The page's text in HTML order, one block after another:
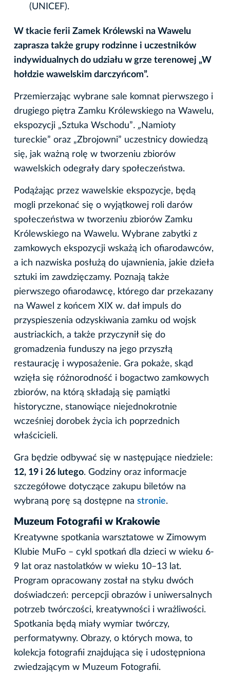
(UNICEF).
W tkacie ferii Zamek Królewski na Wawelu
zaprasza także grupy rodzinne i uczestników
indywidualnych do udziału w grze terenowej „W
hołdzie wawelskim darczyńcom”.
Przemierzając wybrane sale komnat pierwszego i
drugiego piętra Zamku Królewskiego na Wawelu,
ekspozycji „Sztuka Wschodu”. „ Namioty
tureckie” oraz „Zbrojowni” uczestnicy dowiedzą
się, jak ważną rolę w tworzeniu zbiorów
wawelskich odegrały dary społeczeństwa.
Podążając przez wawelskie ekspozycje, będą
mogli przekonać się o wyjątkowej roli darów
społeczeństwa w tworzeniu zbiorów Zamku
Królewskiego na Wawelu. Wybrane zabytki z
zamkowych ekspozycji wskażą ich ofiarodawców,
a ich nazwiska posłużą do ujawnienia, jakie dzieła
sztuki im zawdzięczamy. Poznają także
pierwszego ofiarodawcę, którego dar przekazany
na Wawel z końcem XIX w. dał impuls do
przyspieszenia odzyskiwania zamku od wojsk
austriackich, a także przyczynił się do
gromadzenia funduszy na jego przyszłą
restaurację i wyposażenie. Gra pokaże, skąd
wzięła się różnorodność i bogactwo zamkowych
zbiorów, na którą składają się pamiątki
historyczne, stanowiące niejednokrotnie
wcześniej dorobek życia ich poprzednich
właścicieli.
Gra będzie odbywać się w następujące niedziele:
12, 19 i 26 lutego. Godziny oraz informacje
szczegółowe dotyczące zakupu biletów na
wybraną porę są dostępne na stronie.
Muzeum Fotografii w Krakowie
Kreatywne spotkania warsztatowe w Zimowym
Klubie MuFo – cykl spotkań dla dzieci w wieku 6-
9 lat oraz nastolatków w wieku 10–13 lat.
Program opracowany został na styku dwóch
doświadczeń: percepcji obrazów i uniwersalnych
potrzeb twórczości, kreatywności i wrażliwości.
Spotkania będą miały wymiar twórczy,
performatywny. Obrazy, o których mowa, to
kolekcja fotografii znajdująca się i udostępniona
zwiedzającym w Muzeum Fotografii.